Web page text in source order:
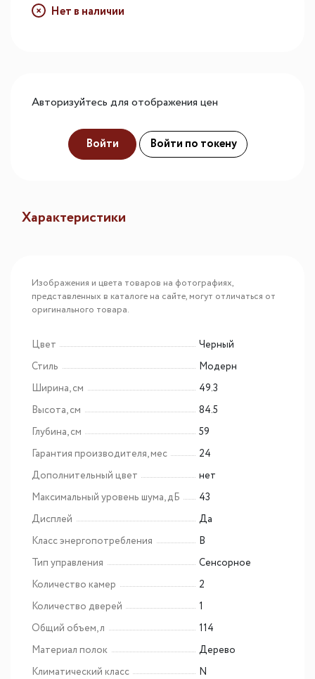
Нет в наличии
Авторизуйтесь для отображения цен
Войти Войти по токену
Характеристики
Изображения и цвета товаров на фотографиях,
представленных в каталоге на сайте, могут отличаться от
оригинального товара.
Цвет
Черный
Стиль
Модерн
Ширина, см
49.3
Высота, см
84.5
Глубина, см
59
Гарантия производителя, мес
24
Дополнительный цвет
нет
Максимальный уровень шума, дБ
43
Дисплей
Да
Класс энергопотребления
B
Тип управления
Сенсорное
Количество камер
2
Количество дверей
1
Общий объем, л
114
Материал полок
Дерево
Климатический класс
N